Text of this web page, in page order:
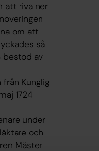
att riva ner
om att
så
bestod av
Kunglig
1724
under
och
Mäster